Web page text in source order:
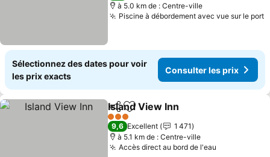
à 5.0 km de : Centre-ville
Piscine à débordement avec vue sur le port
Sélectionnez des dates pour voir
les prix exacts
Consulter les prix
PartagerAjouter à mes favoris
Island View Inn
3 Étoiles
9,6 Excellent
1 471
à 5.1 km de : Centre-ville
Accès direct au bord de l'eau